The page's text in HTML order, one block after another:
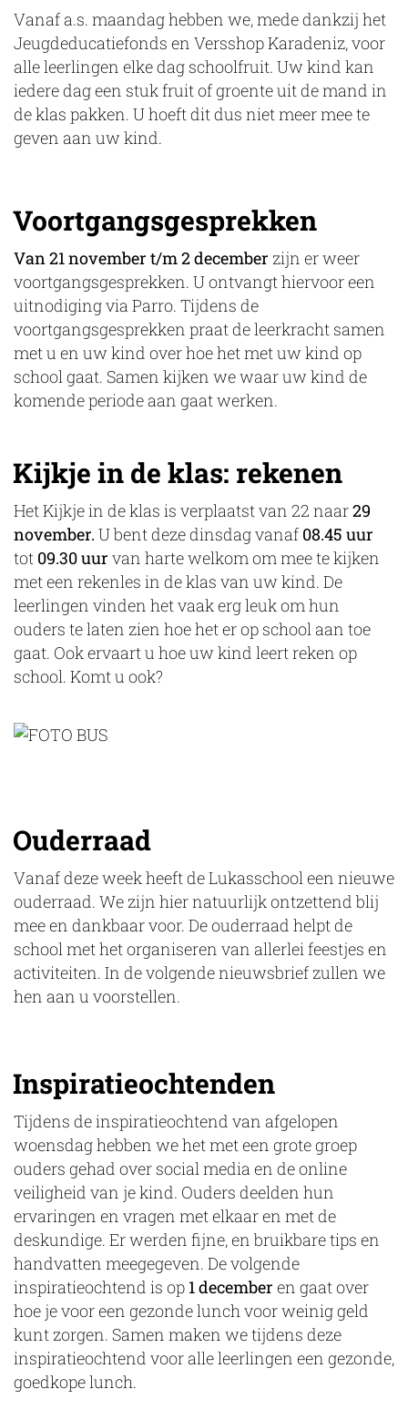
Vanaf a.s. maandag hebben we, mede dankzij het
Jeugdeducatiefonds en Versshop Karadeniz, voor
alle leerlingen elke dag schoolfruit. Uw kind kan
iedere dag een stuk fruit of groente uit de mand in
de klas pakken. U hoeft dit dus niet meer mee te
geven aan uw kind.
Voortgangsgesprekken
Van 21 november t/m 2 december zijn er weer
voortgangsgesprekken. U ontvangt hiervoor een
uitnodiging via Parro. Tijdens de
voortgangsgesprekken praat de leerkracht samen
met u en uw kind over hoe het met uw kind op
school gaat. Samen kijken we waar uw kind de
komende periode aan gaat werken.
Kijkje in de klas: rekenen
Het Kijkje in de klas is verplaatst van 22 naar29
november. U bent deze dinsdag vanaf 08.45 uur
tot 09.30 uur van harte welkom om mee te kijken
met een rekenles in de klas van uw kind. De
leerlingen vinden het vaak erg leuk om hun
ouders te laten zien hoe het er op school aan toe
gaat. Ook ervaart u hoe uw kind leert reken op
school. Komt u ook?
Ouderraad
Vanaf deze week heeft de Lukasschool een nieuwe
ouderraad. We zijn hier natuurlijk ontzettend blij
mee en dankbaar voor. De ouderraad helpt de
school met het organiseren van allerlei feestjes en
activiteiten. In de volgende nieuwsbrief zullen we
hen aan u voorstellen.
Inspiratieochtenden
Tijdens de inspiratieochtend van afgelopen
woensdag hebben we het met een grote groep
ouders gehad over social media en de online
veiligheid van je kind. Ouders deelden hun
ervaringen en vragen met elkaar en met de
deskundige. Er werden fijne, en bruikbare tips en
handvatten meegegeven. De volgende
inspiratieochtend is op 1 december en gaat over
hoe je voor een gezonde lunch voor weinig geld
kunt zorgen. Samen maken we tijdens deze
inspiratieochtend voor alle leerlingen een gezonde,
goedkope lunch.